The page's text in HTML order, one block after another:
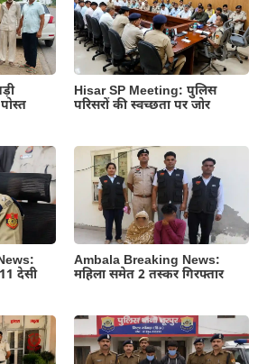
Hisar SP Meeting: पुलिस
परिसरों की स्वच्छता पर जोर
देसी
Ambala Breaking News:
महिला समेत 2 तस्कर गिरफ्तार